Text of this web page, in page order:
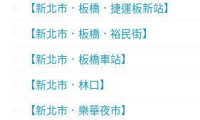
【新北市．板橋．捷運板新站】
【新北市．板橋．裕民街】
【新北市．板橋車站】
【新北市．林口】
【新北市．樂華夜市】